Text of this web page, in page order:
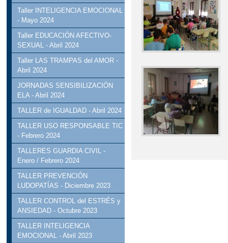
Taller INTELIGENCIA EMOCIONAL
- Mayo 2024
Taller EDUCACIÓN AFECTIVO-
SEXUAL - Abril 2024
Taller LAS TRAMPAS del AMOR -
Abril 2024
JORNADAS SENSIBILIZACIÓN
ELA - Abril 2024
TALLER de IGUALDAD - Abril 2024
TALLER USO RESPONSABLE TIC
- Febrero 2024
TALLERES GUARDIA CIVIL -
Enero / Febrero 2024
TALLER PREVENCIÓN
LUDOPATÍAS - Diciembre 2023
TALLER CONTROL del ESTRÉS y
ANSIEDAD - Octubre 2023
TALLER INTELIGENCIA
EMOCIONAL - Abril 2023